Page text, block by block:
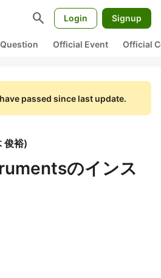
search Login Signup
Question Official Event Official
passed since last update.
俊裕)
のインス